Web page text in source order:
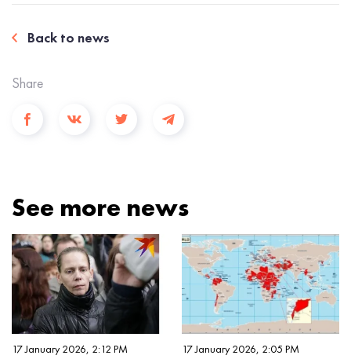
Back to news
Share
See more news
17 January 2026, 2:12 PM 17 January 2026, 2:05 PM